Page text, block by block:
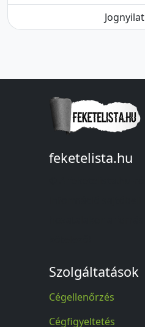
feketelista.hu
Szolgáltatások
Cégellenőrzés
Cégfigyeltetés